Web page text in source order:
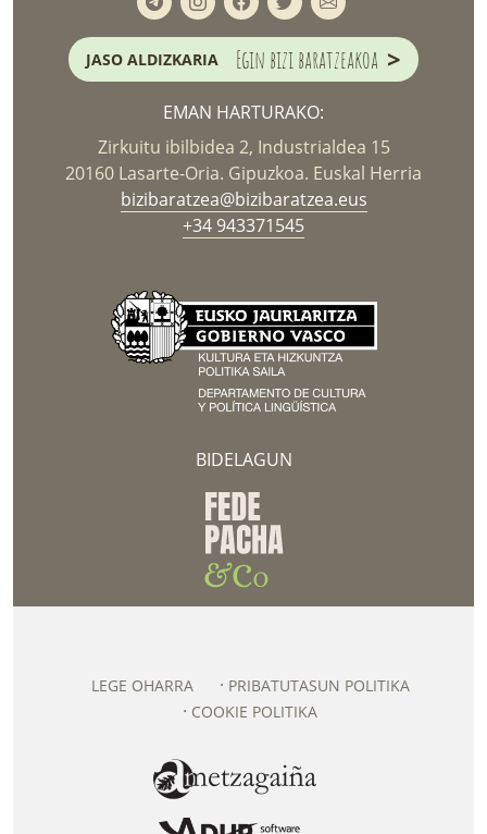
JASO ALDIZKARIA Egin bizi baratzeakoa >
EMAN HARTURAKO:
Zirkuitu ibilbidea 2, Industrialdea 15
20160 Lasarte-Oria. Gipuzkoa. Euskal Herria
bizibaratzea@bizibaratzea.eus
+34 943371545
BIDELAGUN
LEGE OHARRA
PRIBATUTASUN POLITIKA
COOKIE POLITIKA